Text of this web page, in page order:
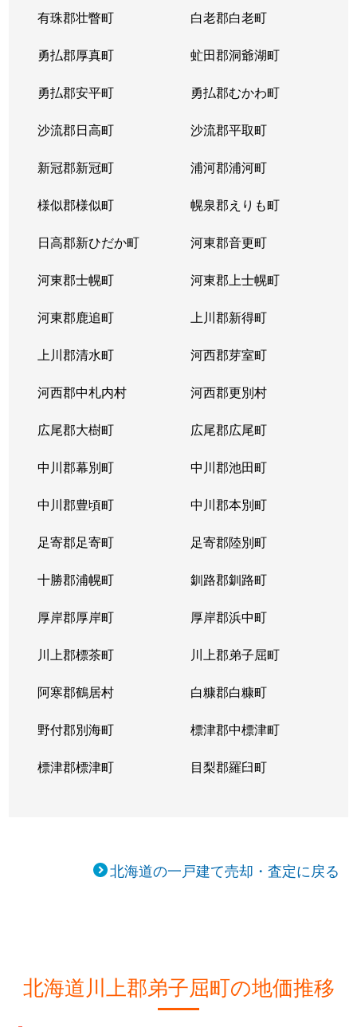
有珠郡壮瞥町 白老郡白老町
勇払郡厚真町 虻田郡洞爺湖町
勇払郡安平町 勇払郡むかわ町
沙流郡日高町 沙流郡平取町
新冠郡新冠町 浦河郡浦河町
様似郡様似町 幌泉郡えりも町
日高郡新ひだか町 河東郡音更町
河東郡士幌町 河東郡上士幌町
河東郡鹿追町 上川郡新得町
上川郡清水町 河西郡芽室町
河西郡中札内村 河西郡更別村
広尾郡大樹町 広尾郡広尾町
中川郡幕別町 中川郡池田町
中川郡豊頃町 中川郡本別町
足寄郡足寄町 足寄郡陸別町
十勝郡浦幌町 釧路郡釧路町
厚岸郡厚岸町 厚岸郡浜中町
川上郡標茶町 川上郡弟子屈町
阿寒郡鶴居村 白糠郡白糠町
野付郡別海町 標津郡中標津町
標津郡標津町 目梨郡羅臼町
北海道の一戸建て売却・査定に戻る
北海道川上郡弟子屈町の地価推移